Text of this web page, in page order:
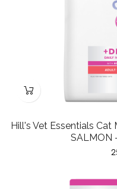
Hill's Vet Essentials
SALMON